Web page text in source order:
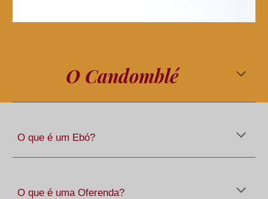
O Candomblé
O que é um Ebó?
O que é uma Oferenda?